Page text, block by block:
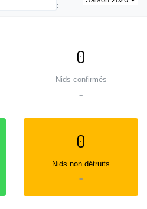
:
0
Nids confirmés
=
0
Nids non détruits
=